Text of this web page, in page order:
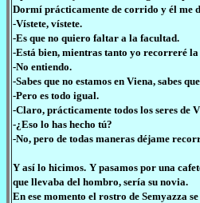
Dormí prácticamente de corrido y él me
-Vístete, vístete.
-Es que no quiero faltar a la facultad.
-Está bien, mientras tanto yo recorreré
-No entiendo.
-Sabes que no estamos en Viena, sabes
-Pero es todo igual.
-Claro, prácticamente todos los seres de
-¿Eso lo has hecho tú?
-No, pero de todas maneras déjame
Y así lo hicimos. Y pasamos por una
que llevaba del hombro, sería su novia.
En ese momento el rostro de Semyazza